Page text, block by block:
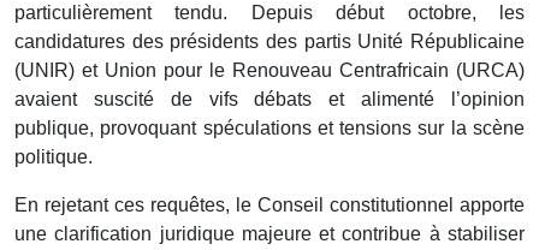
particulièrement tendu. Depuis début octobre, les
candidatures des présidents des partis Unité Républicaine
(UNIR) et Union pour le Renouveau Centrafricain (URCA)
avaient suscité de vifs débats et alimenté l’opinion
publique, provoquant spéculations et tensions sur la scène
politique.
En rejetant ces requêtes, le Conseil constitutionnel apporte
une clarification juridique majeure et contribue à stabiliser